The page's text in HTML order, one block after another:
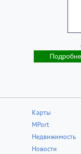
Карты
MPort
Недвижимость
Новости